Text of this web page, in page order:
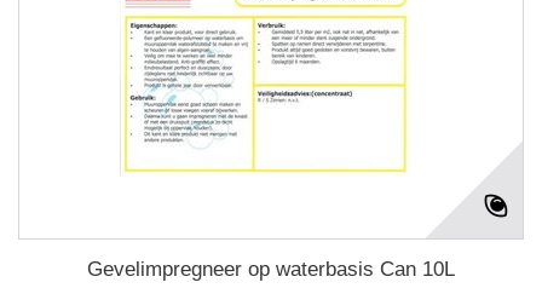
Gevelimpregneer op waterbasis Can 10L